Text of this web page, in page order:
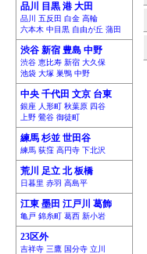
品川 目黒 港 大田
品川 五反田 白金 高輪
六本木 中目黒 自由が丘 蒲田
渋谷 新宿 豊島 中野
渋谷 恵比寿 新宿 大久保
池袋 大塚 巣鴨 中野
中央 千代田 文京 台東
銀座 人形町 秋葉原 四谷
上野 鶯谷 御徒町
練馬 杉並 世田谷
練馬 荻窪 高円寺 下北沢
荒川 足立 北 板橋
日暮里 赤羽 高島平
江東 墨田 江戸川 葛飾
亀戸 錦糸町 葛西 新小岩
23区外
吉祥寺 三鷹 国分寺 立川